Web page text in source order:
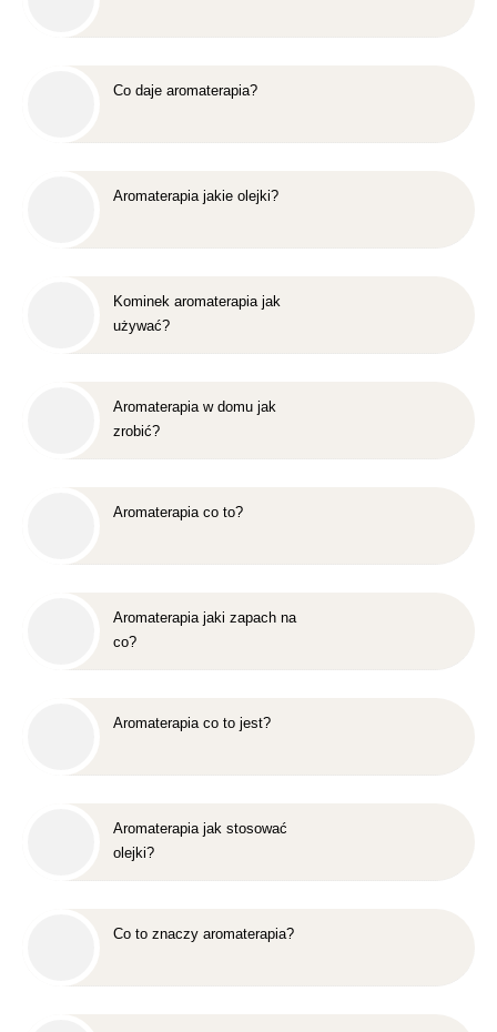
Co daje aromaterapia?
Aromaterapia jakie olejki?
Kominek aromaterapia jak
używać?
Aromaterapia w domu jak
zrobić?
Aromaterapia co to?
Aromaterapia jaki zapach na
co?
Aromaterapia co to jest?
Aromaterapia jak stosować
olejki?
Co to znaczy aromaterapia?